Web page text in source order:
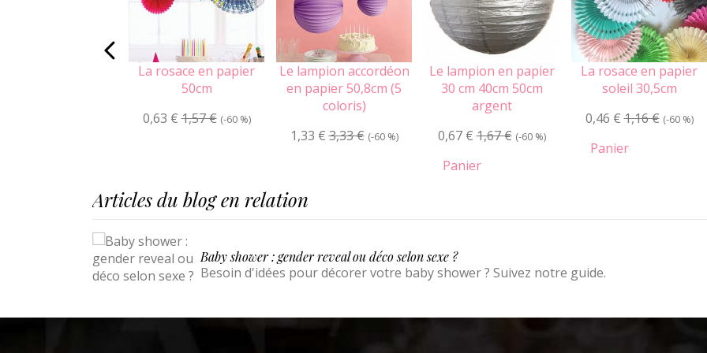
La rosace en papier
50cm
0,63 € 1,57 € (-60 %)
Le lampion accordéon
en papier 50,8cm (5
coloris)
1,33 € 3,33 € (-60 %)
Le lampion en papier
30 cm 40cm 50cm
argent
0,67 € 1,67 € (-60 %)
Panier
La rosace en papier
soleil 30,5cm
0,46 € 1,16 € (-60 %)
Panier
Articles du blog en relation
Baby shower : gender reveal ou déco selon sexe ?
Besoin d'idées pour décorer votre baby shower ? Suivez notre guide.